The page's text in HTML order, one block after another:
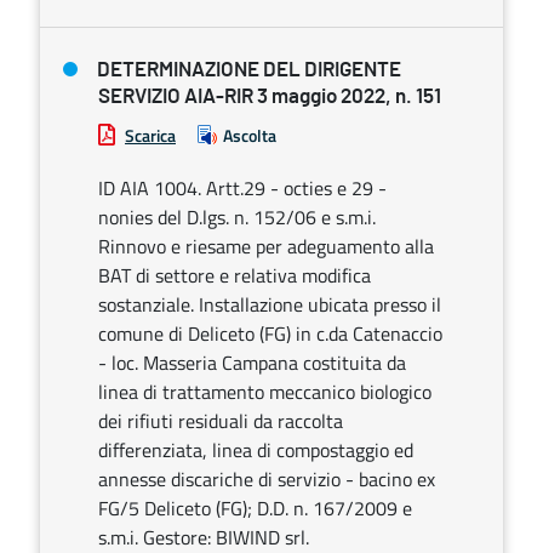
DETERMINAZIONE DEL DIRIGENTE
SERVIZIO AIA-RIR 3 maggio 2022, n. 151
Scarica Ascolta
ID AIA 1004. Artt.29 - octies e 29 -
nonies del D.lgs. n. 152/06 e s.m.i.
Rinnovo e riesame per adeguamento alla
BAT di settore e relativa modifica
sostanziale. Installazione ubicata presso il
comune di Deliceto (FG) in c.da Catenaccio
- loc. Masseria Campana costituita da
linea di trattamento meccanico biologico
dei rifiuti residuali da raccolta
differenziata, linea di compostaggio ed
annesse discariche di servizio - bacino ex
FG/5 Deliceto (FG); D.D. n. 167/2009 e
s.m.i. Gestore: BIWIND srl.